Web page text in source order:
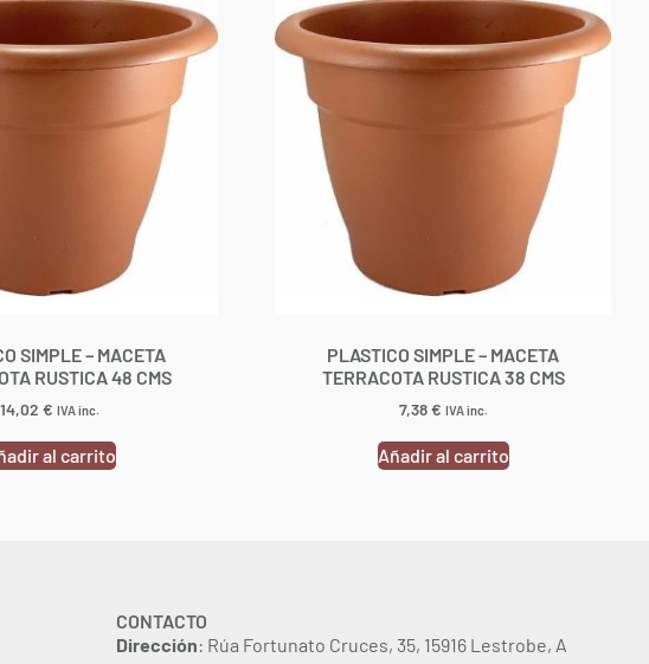
SIMPLE – MACETA
RUSTICA 48 CMS
14,02 € IVA inc.
al carrito
PLASTICO SIMPLE – MACETA
TERRACOTA RUSTICA 38 CMS
7,38€ IVA inc.
Añadir al carrito
CONTACTO
Dirección: Rúa Fortunato Cruces, 35, 15916 Lestrobe, A